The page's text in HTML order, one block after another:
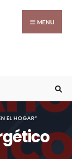
MENU
EL HOGAR”